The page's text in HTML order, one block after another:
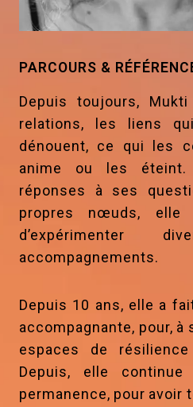
PARCOURS &
Depuis toujours,
relations, les liens
dénouent, ce qui les
anime ou les
réponses à ses
propres nœuds, elle
d’expérimenter
accompagnements.
Depuis 10 ans, elle a
accompagnante, pour,
espaces de
Depuis, elle
permanence, pour avoir